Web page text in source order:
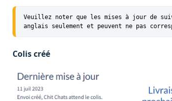
Veuillez noter que les mises à jour de
anglais seulement et peuvent ne pas
Coliscréé